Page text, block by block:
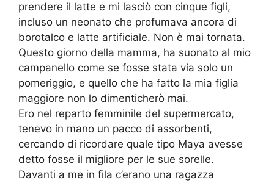
prendere il latte e mi lasciò con cinque figli,
incluso un neonato che profumava ancora di
borotalco e latte artificiale. Non è mai tornata.
Questo giorno della mamma, ha suonato al mio
campanello come se fosse stata via solo un
pomeriggio, e quello che ha fatto la mia figlia
maggiore non lo dimenticherò mai.
Ero nel reparto femminile del supermercato,
tenevo in mano un pacco di assorbenti,
cercando di ricordare quale tipo Maya avesse
detto fosse il migliore per le sue sorelle.
Davanti a me in fila c’erano una ragazza